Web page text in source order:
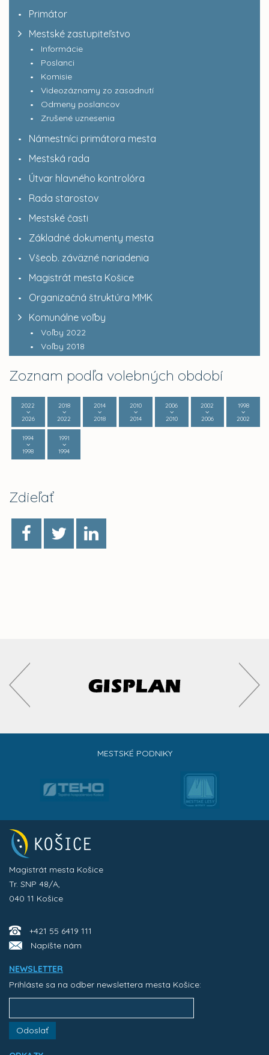
Primátor
Mestské zastupiteľstvo
Informácie
Poslanci
Komisie
Videozáznamy zo zasadnutí
Odmeny poslancov
Zrušené uznesenia
Námestníci primátora mesta
Mestská rada
Útvar hlavného kontrolóra
Rada starostov
Mestské časti
Základné dokumenty mesta
Všeob. záväzné nariadenia
Magistrát mesta Košice
Organizačná štruktúra MMK
Komunálne voľby
Voľby 2022
Voľby 2018
Zoznam podľa volebných období
2022
2026
2018
2022
2014
2018
2010
2014
2006
2010
2002
2006
1998
2002
1994
1998
1991
1994
Zdieľať
MESTSKÉ PODNIKY
Magistrát mesta Košice
Tr. SNP 48/A,
040 11 Košice
+421 55 6419 111
Napíšte nám
NEWSLETTER
Prihláste sa na odber newslettera mesta Košice:
Odoslať